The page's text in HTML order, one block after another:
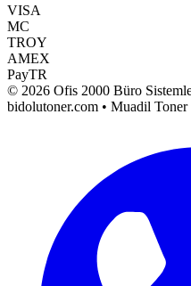
VISA
MC
TROY
AMEX
PayTR
© 2026 Ofis 2000 Büro
bidolutoner.com • Muadil Toner